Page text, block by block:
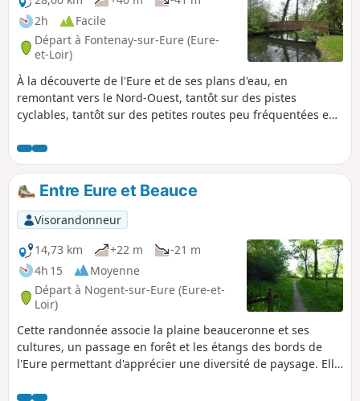
2h
Facile
Départ à Fontenay-sur-Eure (Eure-
et-Loir)
À la découverte de l'Eure et de ses plans d'eau, en
remontant vers le Nord-Ouest, tantôt sur des pistes
cyclables, tantôt sur des petites routes peu fréquentées en
Blanville, petits villages, lavoirs, mémorial Jean Moulin
jalonnent cet itinéraire.
Entre Eure et Beauce
Visorandonneur
14,73 km
+22 m
-21 m
4h 15
Moyenne
Départ à Nogent-sur-Eure (Eure-et-
Loir)
Cette randonnée associe la plaine beauceronne et ses
cultures, un passage en forêt et les étangs des bords de
l'Eure permettant d'apprécier une diversité de paysage. Elle